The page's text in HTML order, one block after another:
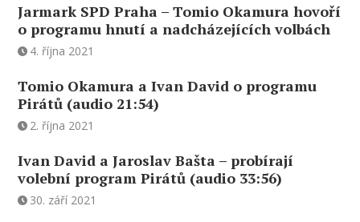
Jarmark SPD Praha – Tomio Okamura hovoří
o programu hnutí a nadcházejících volbách
4. října 2021
Tomio Okamura a Ivan David o programu
Pirátů (audio 21:54)
2. října 2021
Ivan David a Jaroslav Bašta – probírají
volební program Pirátů (audio 33:56)
30. září 2021